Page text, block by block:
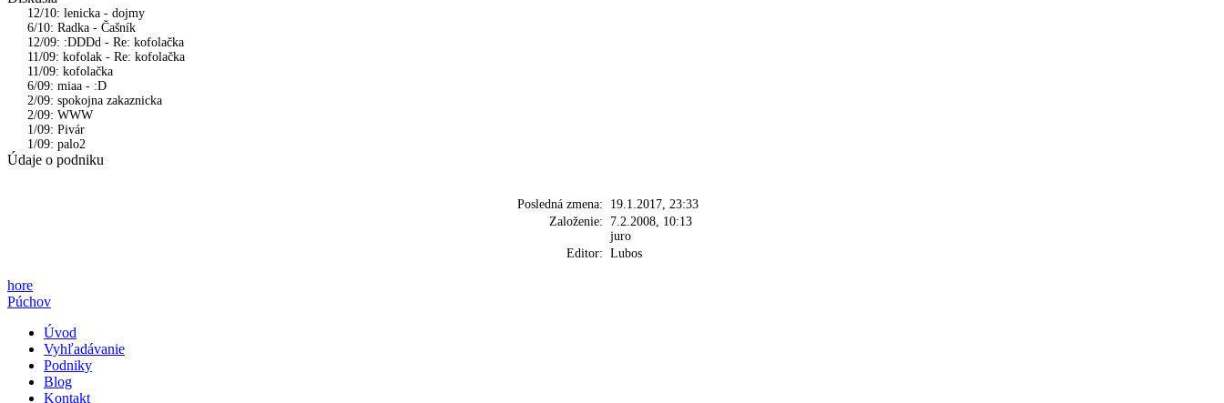
12/10: lenicka - dojmy
6/10: Radka - Čašník
12/09: :DDDd - Re: kofolačka
11/09: kofolak - Re: kofolačka
11/09: kofolačka
6/09: miaa - :D
2/09: spokojna zakaznicka
2/09: WWW
1/09: Pivár
1/09: palo2
Údaje o podniku
Posledná zmena: 19.1.2017, 23:33
Založenie: 7.2.2008, 10:13
juro
Editor: Lubos
hore
Púchov
Úvod
Vyhľadávanie
Podniky
Blog
Kontakt